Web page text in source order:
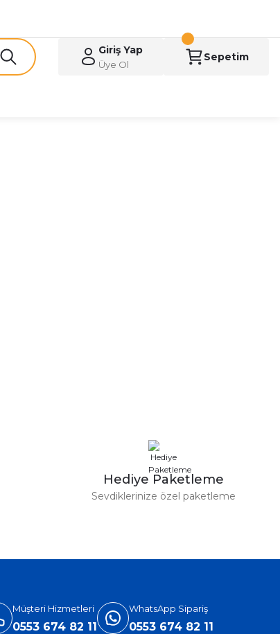
Giriş Yap
Üye Ol
Sepetim
Hediye Paketleme
Sevdiklerinize özel paketleme
Müşteri Hizmetleri
0553 674 82 11
WhatsApp Sipariş
0553 674 82 11